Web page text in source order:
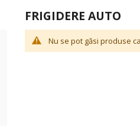
FRIGIDERE AUTO
Nu se pot găsi produse